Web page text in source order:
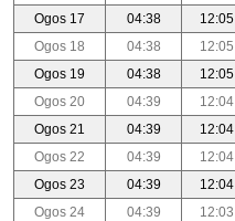
Ogos 17
04:38 12:05
Ogos 18
04:38 12:05
Ogos 19
04:38 12:05
Ogos 20
04:39 12:04
Ogos 21
04:39 12:04
Ogos 22
04:39 12:04
Ogos 23
04:39 12:04
Ogos 24
04:39 12:03